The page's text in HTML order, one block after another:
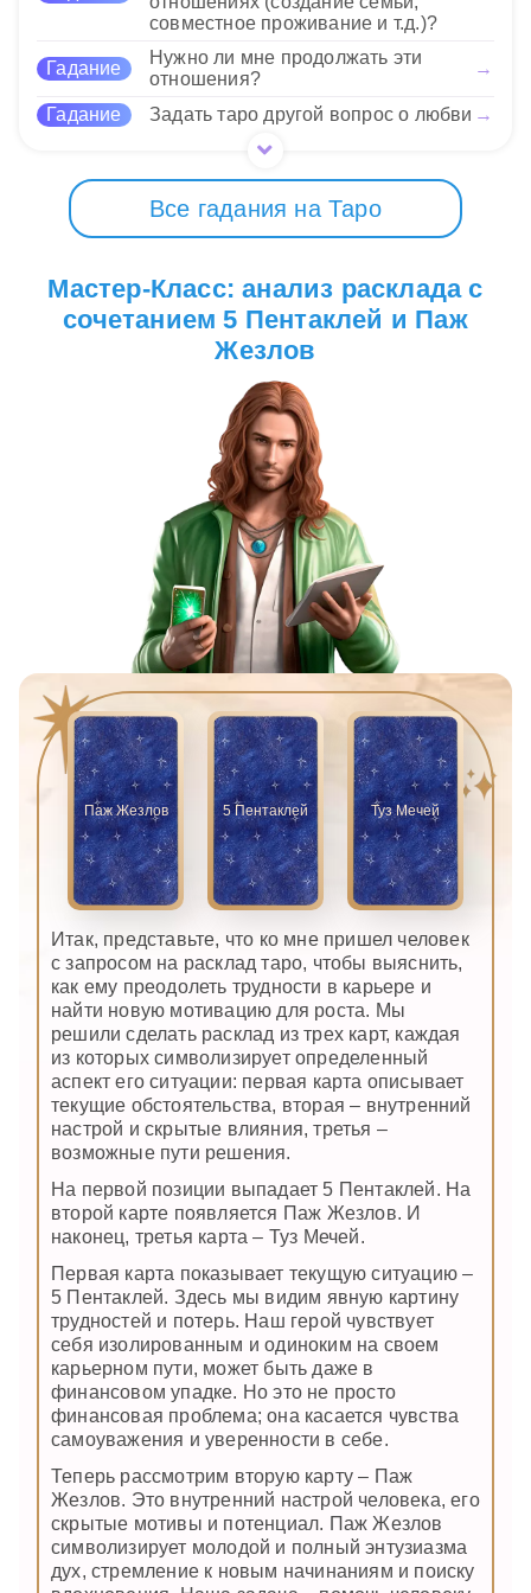
30 Нравится
совместное проживание и т.д.)?
Гадание
Нужно ли мне продолжать эти
отношения?
→
Гадание Задать таро другой вопрос о любви →
Все гадания на Таро
Мастер-Класс: анализ расклада с
сочетанием 5 Пентаклей и Паж
Жезлов
Паж Жезлов 5 Пентаклей Туз Мечей
Итак, представьте, что ко мне пришел человек
с запросом на расклад таро, чтобы выяснить,
как ему преодолеть трудности в карьере и
найти новую мотивацию для роста. Мы
решили сделать расклад из трех карт, каждая
из которых символизирует определенный
аспект его ситуации: первая карта описывает
текущие обстоятельства, вторая – внутренний
настрой и скрытые влияния, третья –
возможные пути решения.
На первой позиции выпадает 5 Пентаклей. На
второй карте появляется Паж Жезлов. И
наконец, третья карта – Туз Мечей.
Первая карта показывает текущую ситуацию –
5 Пентаклей. Здесь мы видим явную картину
трудностей и потерь. Наш герой чувствует
себя изолированным и одиноким на своем
карьерном пути, может быть даже в
финансовом упадке. Но это не просто
финансовая проблема; она касается чувства
самоуважения и уверенности в себе.
Теперь рассмотрим вторую карту – Паж
Жезлов. Это внутренний настрой человека, его
скрытые мотивы и потенциал. Паж Жезлов
символизирует молодой и полный энтузиазма
дух, стремление к новым начинаниям и поиску